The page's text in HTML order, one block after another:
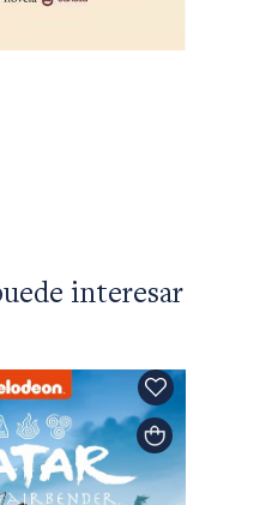
interesar